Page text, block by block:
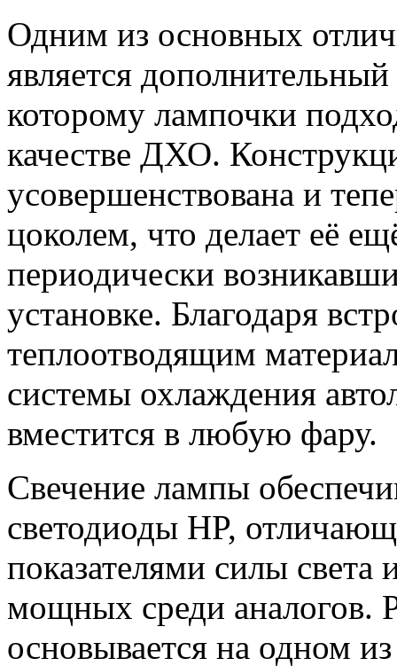
Одним из основных
является
которому лампочки
качестве ДХО.
усовершенствована и
цоколем, что делает её
периодически
установке. Благодаря
теплоотводящим
системы охлаждения
вместится в любую фару.
Свечение лампы
светодиоды HP,
показателями силы
мощных среди аналогов.
основывается на одном